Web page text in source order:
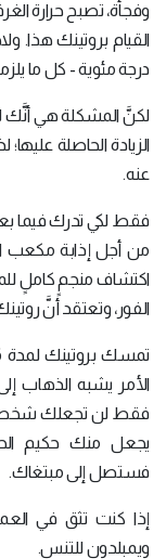
درجة مئوية - كل ما
لكنَّ المشكلة هي أنَّك
الزيادة الحاصلة
عنه.
فقط لكي تدرك فيما
من أجل إذابة مكعب
اكتشاف منجمٍ كاملٍ
الفور، وتعتقد أنَّ
الأمر يشبه الذهاب
فقط لن تجعلك شخصاً
يجعل منك حكيم
فستصل إلى مبتغاك.
إذا كنت تثق في
ويمبلدون للتنس.